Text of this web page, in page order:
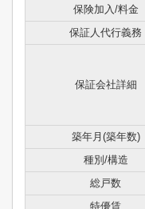
保険加入/料金
保証人代行義務
保証会社詳細
築年月(築年数)
種別/構造
総戸数
特優賃